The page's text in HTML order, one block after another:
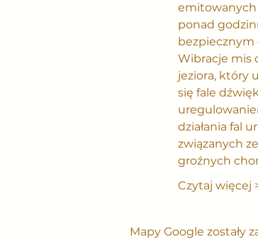
emitowanych
ponad
bezpiecznym
Wibracje mis
jeziora, który
się fale
działania fal
związanych
groźnych
Czytaj więcej
Mapy Google